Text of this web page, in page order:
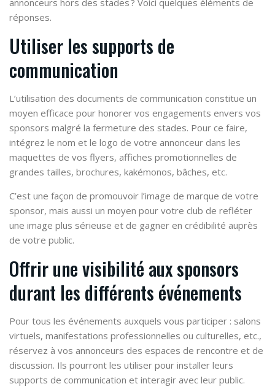
réponses.
Utiliser les supports de
communication
L’utilisation des documents de communication constitue un
moyen efficace pour honorer vos engagements envers vos
sponsors malgré la fermeture des stades. Pour ce faire,
intégrez le nom et le logo de votre annonceur dans les
maquettes de vos flyers, affiches promotionnelles de
grandes tailles, brochures, kakémonos, bâches, etc.
C’est une façon de promouvoir l’image de marque de votre
sponsor, mais aussi un moyen pour votre club de refléter
une image plus sérieuse et de gagner en crédibilité auprès
de votre public.
Offrir une visibilité aux sponsors
durant les différents événements
Pour tous les événements auxquels vous participer : salons
virtuels, manifestations professionnelles ou culturelles, etc.,
réservez à vos annonceurs des espaces de rencontre et de
discussion. Ils pourront les utiliser pour installer leurs
supports de communication et interagir avec leur public.